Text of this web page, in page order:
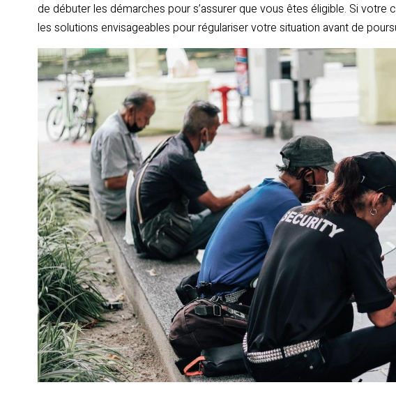
de débuter les démarches pour s’assurer que vous êtes éligible. Si votre
les solutions envisageables pour régulariser votre situation avant de